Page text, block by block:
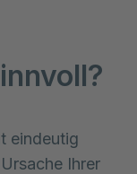
eindeutig
Ihrer